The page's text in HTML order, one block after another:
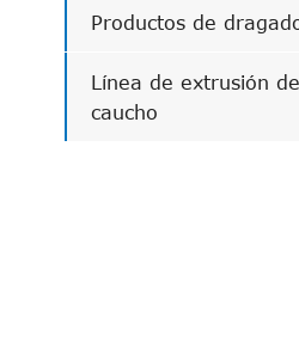
Productos de
Línea de extrusión de
caucho